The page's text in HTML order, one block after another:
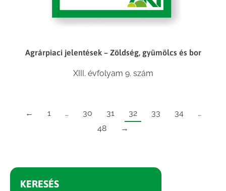
Agrárpiaci jelentések – Zöldség, gyümölcs és bor
XIII. évfolyam 9. szám
← 1 … 30 31 32 33 34
…
48
→
KERESÉS